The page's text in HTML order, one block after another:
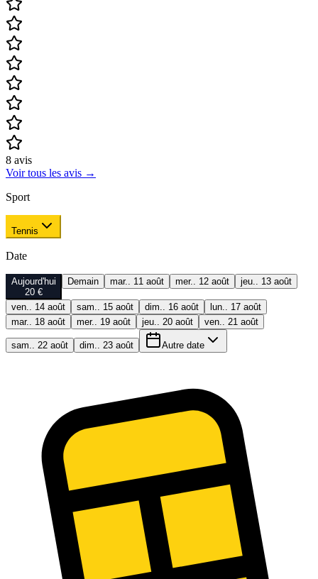
8 avis
Voir tous les avis →
Sport
Tennis
Date
Aujourd'hui
20 €
Demain mar.. 11 août mer.. 12 août jeu.. 13 août
ven.. 14 août sam.. 15 août dim.. 16 août
lun.. 17 août
mar.. 18 août
mer.. 19 août jeu.. 20 août ven.. 21 août
sam.. 22 août dim.. 23 août Autre date